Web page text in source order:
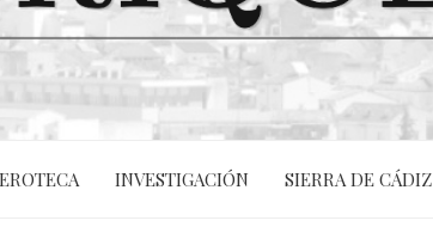
INVESTIGACIÓN SIERRA DE CÁDIZ